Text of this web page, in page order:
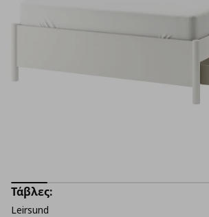
Τάβλες:
Leirsund